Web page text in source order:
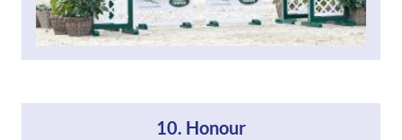
10. Honour